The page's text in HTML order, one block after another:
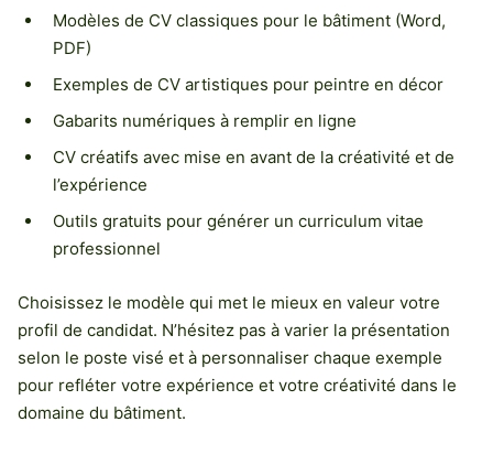
Modèles de CV classiques pour le bâtiment (Word,
PDF)
Exemples de CV artistiques pour peintre en décor
Gabarits numériques à remplir en ligne
CV créatifs avec mise en avant de la créativité et de
l’expérience
Outils gratuits pour générer un curriculum vitae
professionnel
Choisissez le modèle qui met le mieux en valeur votre
profil de candidat. N’hésitez pas à varier la présentation
selon le poste visé et à personnaliser chaque exemple
pour refléter votre expérience et votre créativité dans le
domaine du bâtiment.